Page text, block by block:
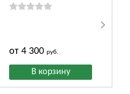
от 4 300руб.